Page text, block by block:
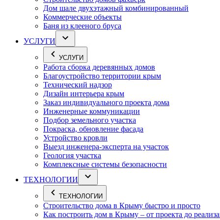
Дом шале двухэтажный комбинированный
Коммерческие объекты
Баня из клееного бруса
УСЛУГИ
УСЛУГИ
Работа сборка деревянных домов
Благоустройство территории крым
Технический надзор
Дизайн интерьера крым
Заказ индивидуального проекта дома
Инженерные коммуникации
Подбор земельного участка
Покраска, обновление фасада
Устройство кровли
Выезд инженера-эксперта на участок
Геология участка
Комплексные системы безопасности
ТЕХНОЛОГИИ
ТЕХНОЛОГИИ
Строительство дома в Крыму быстро и просто
Как построить дом в Крыму – от проекта до